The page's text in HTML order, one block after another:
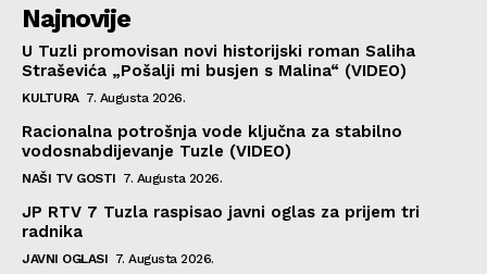
Najnovije
U Tuzli promovisan novi historijski roman Saliha
Straševića „Pošalji mi busjen s Malina“ (VIDEO)
KULTURA 7. Augusta 2026.
Racionalna potrošnja vode ključna za stabilno
vodosnabdijevanje Tuzle (VIDEO)
NAŠI TV GOSTI 7. Augusta 2026.
JP RTV 7 Tuzla raspisao javni oglas za prijem tri
radnika
JAVNI OGLASI 7. Augusta 2026.